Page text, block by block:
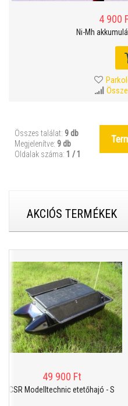
4 900
Ni-Mh
Összes találat: 9 db
Megjelenítve: 9 db
Oldalak száma: 1 / 1
AKCIÓS TERMÉKEK
49 900 Ft
Modelltechnic etetőhajó - S